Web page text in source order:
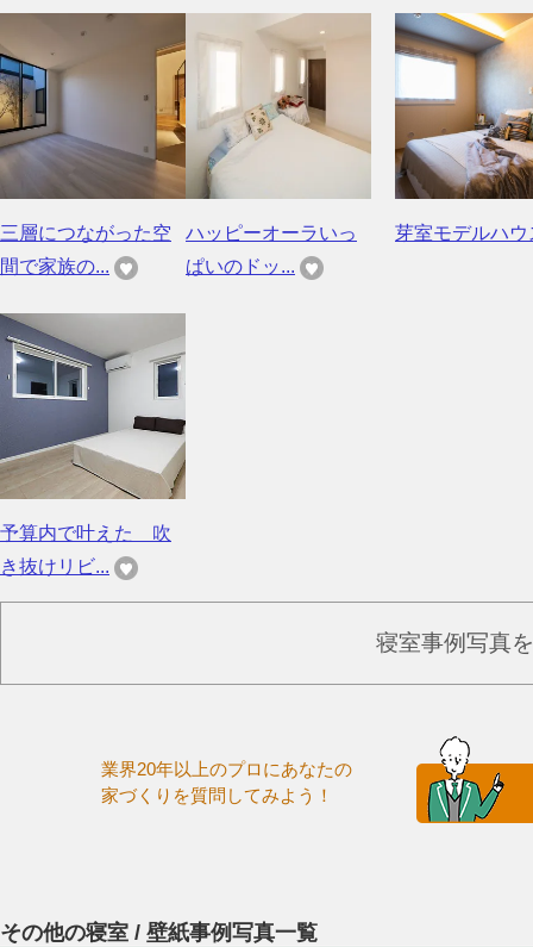
三層につながった空
間で家族の...
ハッピーオーラいっ
ぱいのドッ...
芽室モデルハウ
予算内で叶えた 吹
き抜けリビ...
寝室事例写真
業界20年以上のプロにあなたの
家づくりを質問してみよう！
その他の寝室 / 壁紙事例写真一覧